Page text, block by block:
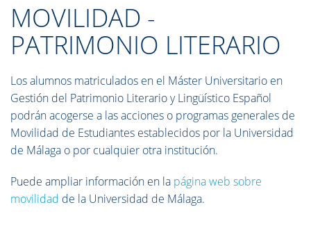
MOVILIDAD -
PATRIMONIO LITERARIO
Los alumnos matriculados en el Máster Universitario en
Gestión del Patrimonio Literario y Lingüístico Español
podrán acogerse a las acciones o programas generales de
Movilidad de Estudiantes establecidos por la Universidad
de Málaga o por cualquier otra institución.
Puede ampliar información en la página web sobre
movilidad de la Universidad de Málaga.